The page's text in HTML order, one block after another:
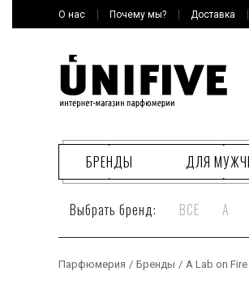
О нас Почему мы? Доставка
БРЕНДЫ ДЛЯ
Выбрать бренд: ВСЕ A
Парфюмерия / Бренды / A Lab on Fire